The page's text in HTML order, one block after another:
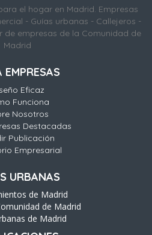
el hogar en Madrid. Empresas
- Guías urbanas - Callejeros -
de empresas de la Comunidad de
Madrid
EMPRESAS
Eficaz
Funciona
Nosotros
Destacadas
Publicación
Empresarial
URBANAS
de Madrid
de Madrid
de Madrid